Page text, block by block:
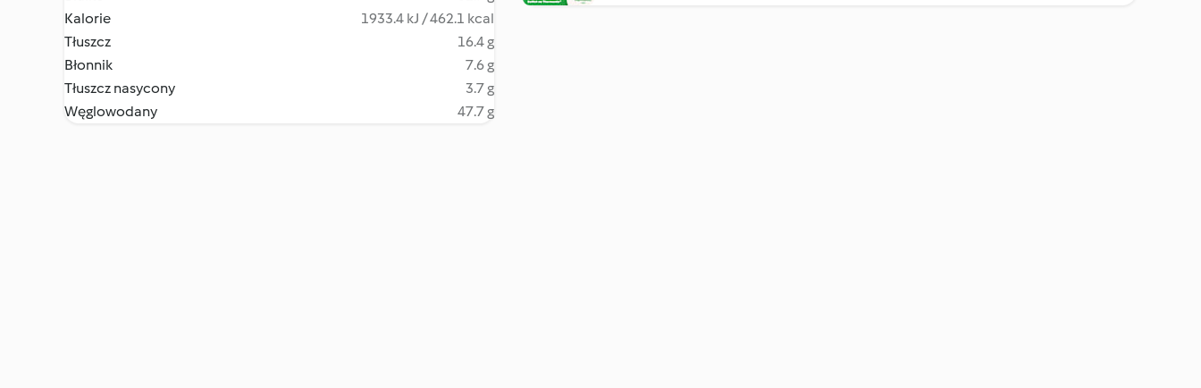
Kalorie
1933.4 kJ / 462.1 kcal
Tłuszcz
16.4 g
Błonnik
7.6 g
Tłuszcz nasycony
3.7 g
Węglowodany
47.7 g